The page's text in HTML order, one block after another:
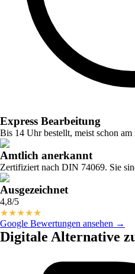
Express Bearbeitung
Bis 14 Uhr bestellt, meist schon am
Amtlich anerkannt
Zertifiziert nach DIN 74069. Sie
Ausgezeichnet
4,8/5
★★★★★
Google Bewertungen ansehen →
Digitale Alternative